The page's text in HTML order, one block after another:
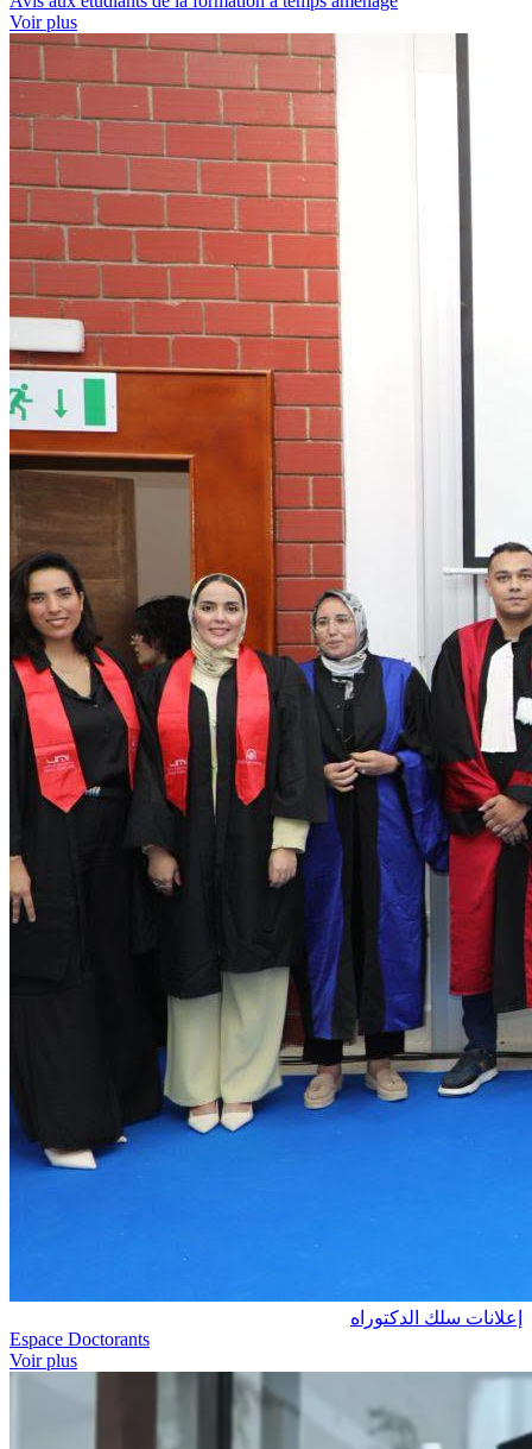
Voir plus
إعلانات سلك الدكتوراه
Espace Doctorants
Voir plus